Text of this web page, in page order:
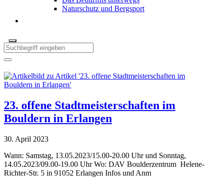
Naturschutz und Bergsport
23. offene Stadtmeisterschaften im
Bouldern in Erlangen
30. April 2023
Wann: Samstag, 13.05.2023/15.00-20.00 Uhr und Sonntag,
14.05.2023/09.00-19.00 Uhr Wo: DAV Boulderzentrum Helene-
Richter-Str. 5 in 91052 Erlangen Infos und Anm